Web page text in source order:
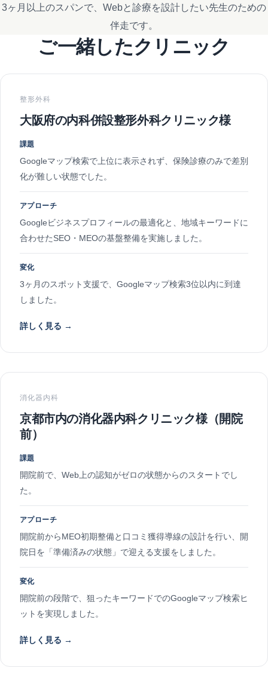
3ヶ月以上のスパンで、Webと診療を設計したい先生のための
伴走です。
ご一緒したクリニック
整形外科
大阪府の内科併設整形外科クリニック様
課題
Googleマップ検索で上位に表示されず、保険診療のみで差別
化が難しい状態でした。
アプローチ
Googleビジネスプロフィールの最適化と、地域キーワードに
合わせたSEO・MEOの基盤整備を実施しました。
変化
3ヶ月のスポット支援で、Googleマップ検索3位以内に到達
しました。
詳しく見る →
消化器内科
京都市内の消化器内科クリニック様（開院
前）
課題
開院前で、Web上の認知がゼロの状態からのスタートでし
た。
アプローチ
開院前からMEO初期整備と口コミ獲得導線の設計を行い、開
院日を「準備済みの状態」で迎える支援をしました。
変化
開院前の段階で、狙ったキーワードでのGoogleマップ検索ヒ
ットを実現しました。
詳しく見る →